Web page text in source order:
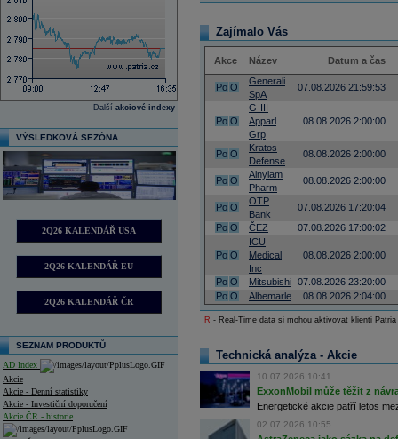
Další akciové indexy
VÝSLEDKOVÁ SEZÓNA
2Q26 KALENDÁŘ USA
2Q26 KALENDÁŘ EU
2Q26 KALENDÁŘ ČR
SEZNAM PRODUKTŮ
AD Index
Akcie
Akcie - Denní statistiky
Akcie - Investiční doporučení
Akcie ČR - historie
Zajímalo Vás
Akce Název Datum a čas
Po O
Generali
SpA
07.08.2026 21:59:53
Po O
G-III
Apparl
Grp
08.08.2026 2:00:00
Po O
Kratos
Defense
08.08.2026 2:00:00
Po O
Alnylam
Pharm
08.08.2026 2:00:00
Po O
OTP
Bank
07.08.2026 17:20:04
Po O ČEZ 07.08.2026 17:00:02
Po O
ICU
Medical
Inc
08.08.2026 2:00:00
Po O Mitsubishi 07.08.2026 23:20:00
Po O Albemarle 08.08.2026 2:04:00
R - Real-Time data si mohou aktivovat klienti
Technická analýza - Akcie
10.07.2026 10:41
ExxonMobil může těžit z
Energetické akcie patří letos
02.07.2026 10:55